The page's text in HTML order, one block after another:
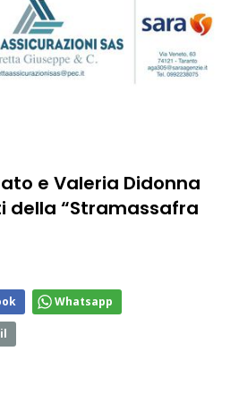
e Valeria Didonna
della “Stramassafra
Whatsapp